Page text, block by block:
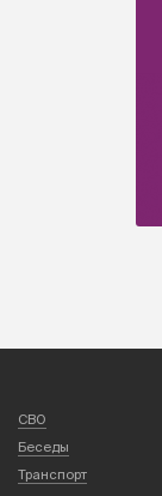
СВО
Беседы
Транспорт